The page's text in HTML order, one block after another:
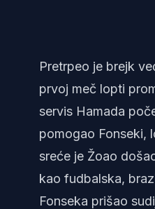
Pretrpeo je brejk
prvoj meč lopti
servis Hamada
pomogao Fonseki,
sreće je Žoao
kao fudbalska,
Fonseka prišao